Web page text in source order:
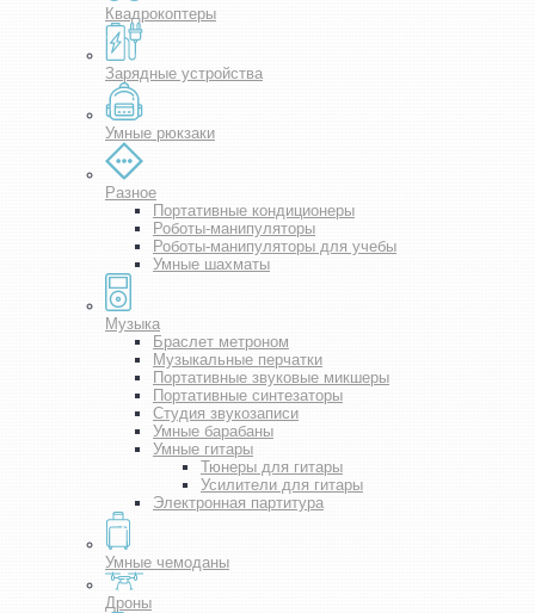
Квадрокоптеры
Зарядные устройства
Умные рюкзаки
Разное
Портативные кондиционеры
Роботы-манипуляторы
Роботы-манипуляторы для учебы
Умные шахматы
Музыка
Браслет метроном
Музыкальные перчатки
Портативные звуковые микшеры
Портативные синтезаторы
Студия звукозаписи
Умные барабаны
Умные гитары
Тюнеры для гитары
Усилители для гитары
Электронная партитура
Умные чемоданы
Дроны